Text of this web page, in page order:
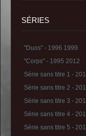
SÉRIES
''Duos'' - 1996 1999
''Corps'' - 1995 2012
Série sans titre 1 -
Série sans titre 2 -
Série sans titre 3 -
Série sans titre 4 -
Série sans titre 5 -